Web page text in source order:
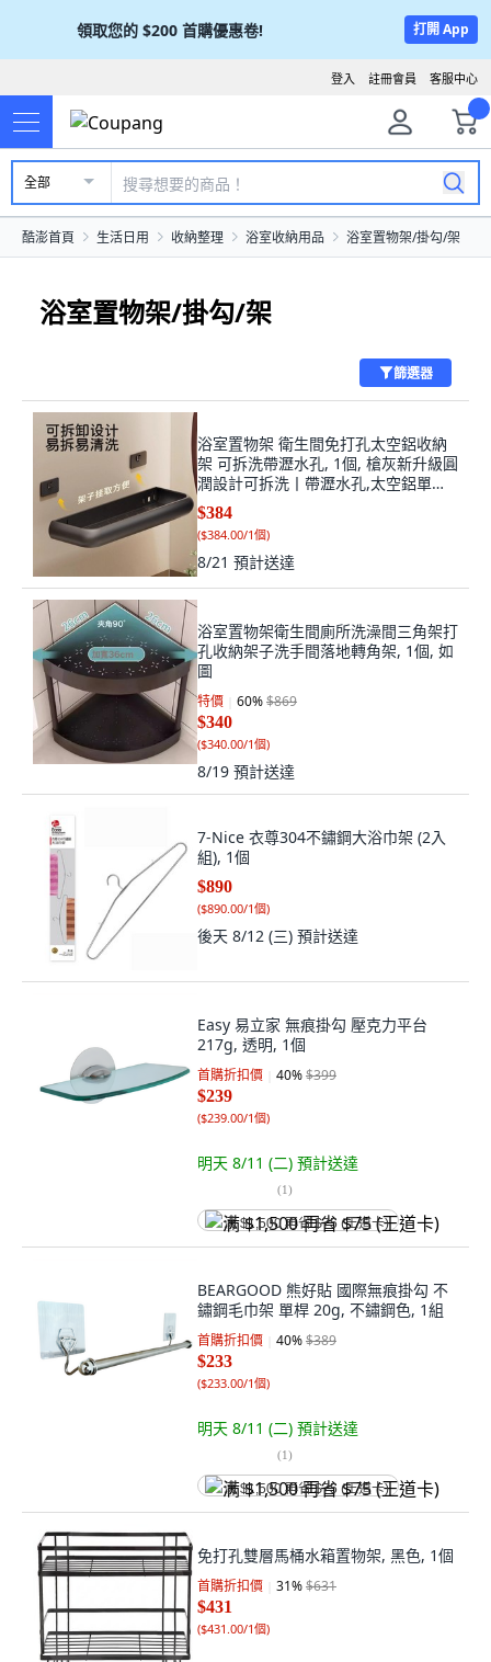
領取您的 $200 首購優惠卷! 打開 App
客服中心
註冊會員
登入
全部
酷澎首頁 生活日用 收納整理 浴室收納用品 浴室置物架/掛勾/架
浴室置物架/掛勾/架
篩選器
浴室置物架 衛生間免打孔太空鋁收納
架 可拆洗帶瀝水孔, 1個, 槍灰新升級圓
潤設計可拆洗丨帶瀝水孔,太空鋁單層
置物藍50cm帶杆帶鉤, 槍灰
$384
($384.00/1個)
8/21 預計送達
浴室置物架衛生間廁所洗澡間三角架打
孔收納架子洗手間落地轉角架, 1個, 如
圖
特價 60%$869
$340
($340.00/1個)
8/19 預計送達
7-Nice 衣尊304不鏽鋼大浴巾架 (2入
組), 1個
$890
($890.00/1個)
後天 8/12 (三) 預計送達
Easy 易立家 無痕掛勾 壓克力平台
217g, 透明, 1個
首購折扣價 40%$399
$239
($239.00/1個)
明天 8/11 (二) 預計送達
(1)
满 $1,500 再省 $75 (王道卡)
BEARGOOD 熊好貼 國際無痕掛勾 不
鏽鋼毛巾架 單桿 20g, 不鏽鋼色, 1組
首購折扣價 40%$389
$233
($233.00/1個)
明天 8/11 (二) 預計送達
(1)
满 $1,500 再省 $75 (王道卡)
免打孔雙層馬桶水箱置物架, 黑色, 1個
首購折扣價 31%$631
$431
($431.00/1個)